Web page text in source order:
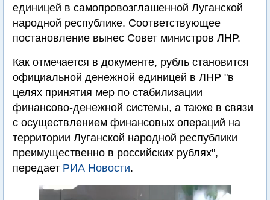
единицей в самопровозглашенной Луганской
народной республике. Соответствующее
постановление вынес Совет министров ЛНР.
Как отмечается в документе, рубль становится
официальной денежной единицей в ЛНР "в
целях принятия мер по стабилизации
финансово-денежной системы, а также в связи
с осуществлением финансовых операций на
территории Луганской народной республики
преимущественно в российских рублях",
передает РИА Новости.